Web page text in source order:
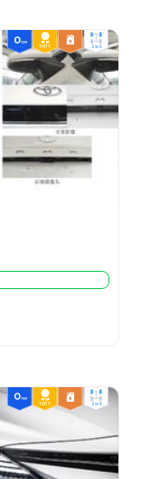
1590
1580
1615
1450
49.0
5.7m
2wd
ТОП 1 2wd